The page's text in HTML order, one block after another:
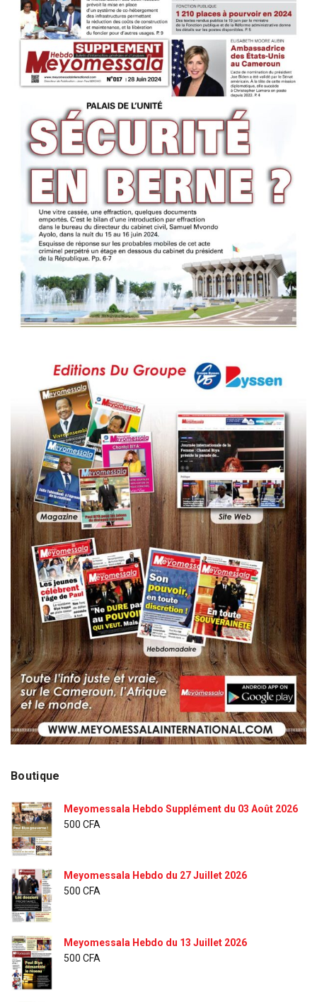
Boutique
Meyomessala Hebdo Supplément du 03 Août 2026
500 CFA
Meyomessala Hebdo du 27 Juillet 2026
500 CFA
Meyomessala Hebdo du 13 Juillet 2026
500 CFA